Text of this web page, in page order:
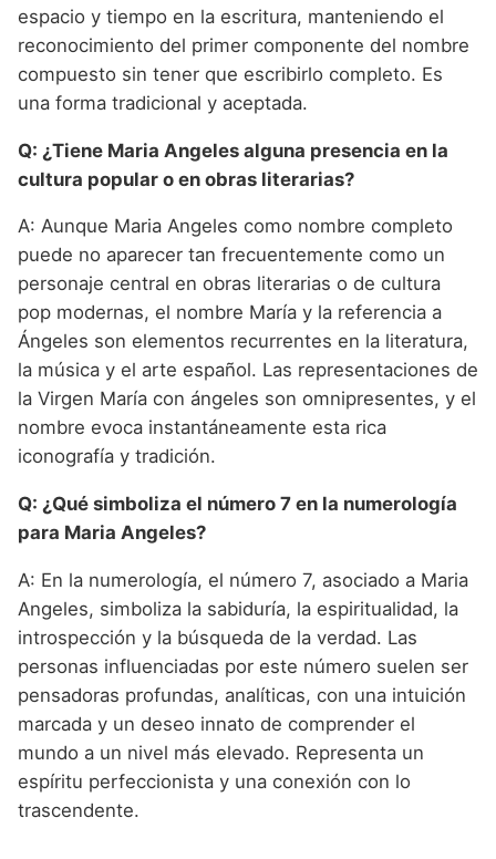
espacio y tiempo en la escritura, manteniendo el
reconocimiento del primer componente del nombre
compuesto sin tener que escribirlo completo. Es
una forma tradicional y aceptada.
Q: ¿Tiene Maria Angeles alguna presencia en la
cultura popular o en obras literarias?
A: Aunque Maria Angeles como nombre completo
puede no aparecer tan frecuentemente como un
personaje central en obras literarias o de cultura
pop modernas, el nombre María y la referencia a
Ángeles son elementos recurrentes en la literatura,
la música y el arte español. Las representaciones de
la Virgen María con ángeles son omnipresentes, y el
nombre evoca instantáneamente esta rica
iconografía y tradición.
Q: ¿Qué simboliza el número 7 en la numerología
para Maria Angeles?
A: En la numerología, el número 7, asociado a Maria
Angeles, simboliza la sabiduría, la espiritualidad, la
introspección y la búsqueda de la verdad. Las
personas influenciadas por este número suelen ser
pensadoras profundas, analíticas, con una intuición
marcada y un deseo innato de comprender el
mundo a un nivel más elevado. Representa un
espíritu perfeccionista y una conexión con lo
trascendente.